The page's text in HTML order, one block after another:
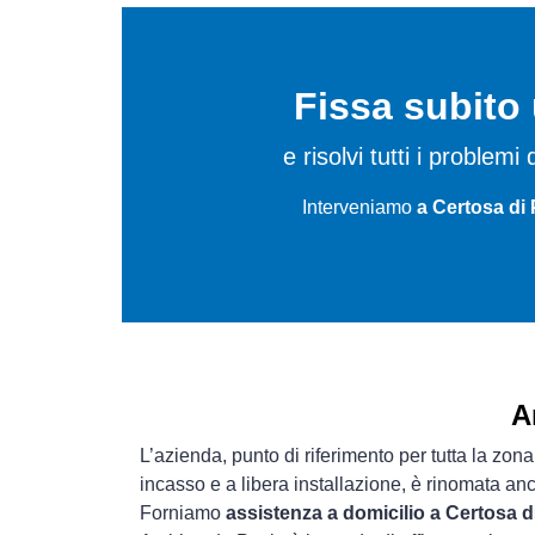
Fissa subito
e risolvi tutti i problemi
Interveniamo a Certosa di
L’azienda, punto di riferimento per tutta la
incasso e a libera installazione, è rinomata
Forniamo assistenza a domicilio a Certosa